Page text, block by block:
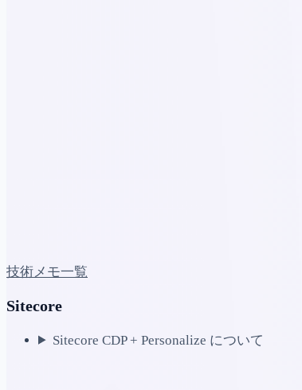
技術メモ一覧
Sitecore
Sitecore CDP + Personalize について